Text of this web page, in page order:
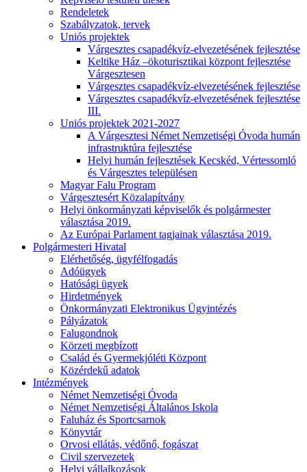
Rendeletek
Szabályzatok, tervek
Uniós projektek
Várgesztes csapadékvíz-elvezetésének fejlesztése
Keltike Ház –ökoturisztikai központ fejlesztése
Várgesztesen
Várgesztes csapadékvíz-elvezetésének fejlesztése
Várgesztes csapadékvíz-elvezetésének fejlesztése
III.
Uniós projektek 2021-2027
A Várgesztesi Német Nemzetiségi Óvoda humán
infrastruktúra fejlesztése
Helyi humán fejlesztések Kecskéd, Vértessomló
és Várgesztes településen
Magyar Falu Program
Várgesztesért Közalapítvány
Helyi önkormányzati képviselők és polgármester
választása 2019.
Az Európai Parlament tagjainak választása 2019.
Polgármesteri Hivatal
Elérhetőség, ügyfélfogadás
Adóügyek
Hatósági ügyek
Hirdetmények
Önkormányzati Elektronikus Ügyintézés
Pályázatok
Falugondnok
Körzeti megbízott
Család és Gyermekjóléti Központ
Közérdekű adatok
Intézmények
Német Nemzetiségi Óvoda
Német Nemzetiségi Általános Iskola
Faluház és Sportcsarnok
Könyvtár
Orvosi ellátás, védőnő, fogászat
Civil szervezetek
Helyi vállalkozások